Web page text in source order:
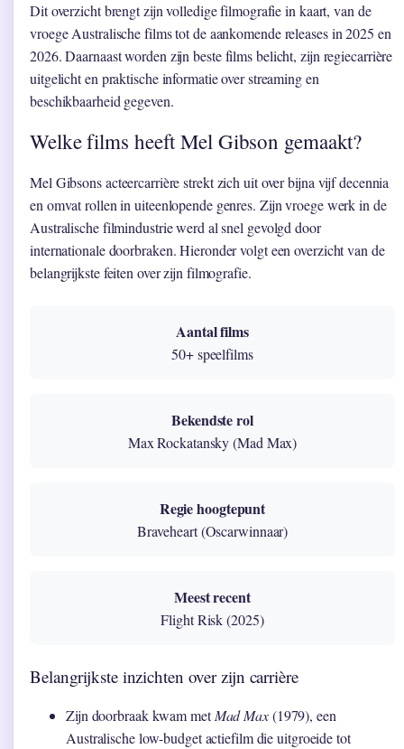
Dit overzicht brengt zijn volledige filmografie in kaart, van de
vroege Australische films tot de aankomende releases in 2025 en
2026. Daarnaast worden zijn beste films belicht, zijn regiecarrière
uitgelicht en praktische informatie over streaming en
beschikbaarheid gegeven.
Welke films heeft Mel Gibson gemaakt?
Mel Gibsons acteercarrière strekt zich uit over bijna vijf decennia
en omvat rollen in uiteenlopende genres. Zijn vroege werk in de
Australische filmindustrie werd al snel gevolgd door
internationale doorbraken. Hieronder volgt een overzicht van de
belangrijkste feiten over zijn filmografie.
Aantal films
50+ speelfilms
Bekendste rol
Max Rockatansky (Mad Max)
Regie hoogtepunt
Braveheart (Oscarwinnaar)
Meest recent
Flight Risk (2025)
Belangrijkste inzichten over zijn carrière
Zijn doorbraak kwam metMad Max(1979), een
Australische low-budget actiefilm die uitgroeide tot